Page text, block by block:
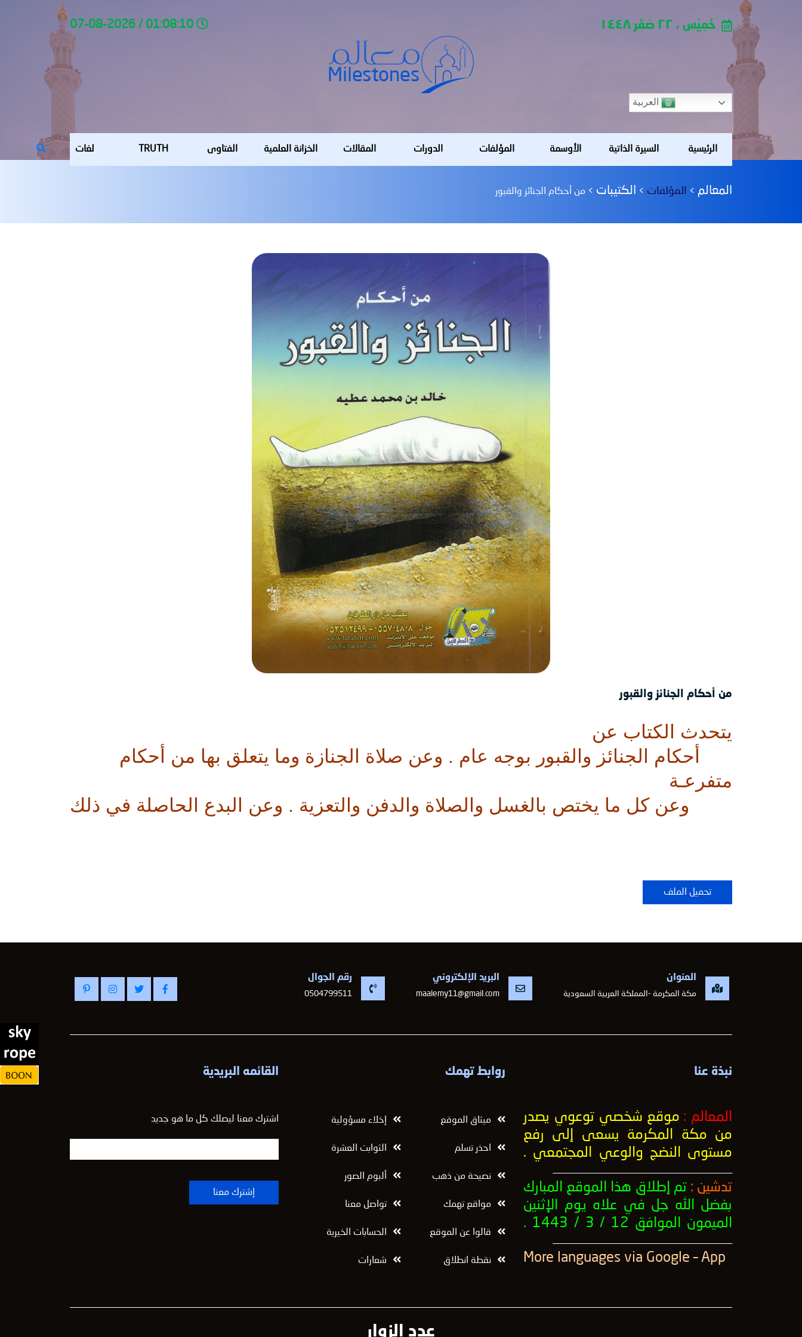
خَمِيْس ، ٢٢ صَفَر ١٤٤٨
العربية
الرئيسية السيرة الذاتية الأوسمة المؤلفات الدورات المقالات الخزانة العلمية الفتاوى TRUTH لغات
المعالم > المؤلفات > الكتيبات > من أحكام الجنائز والقبور
من أحكام الجنائز والقبور
يتحدث الكتاب عن
      أحكام الجنائز والقبور بوجه عام . وعن صلاة الجنازة وما يتعلق بها من أحكام
تحميل الملف
العنوان
مكة المكرمة -المملكة العربية السعودية
البريد الإلكتروني
maalemy11@gmail.com
رقم الجوال
0504799511
-
نبذة عنا
المعالم : موقع شخصي توعوي يصدر
من مكة المكرمة يسعى إلى رفع
مستوى النضج والوعي المجتمعي .
ــــــــــــــــــــــــــــــــــــــــــــــــــــــــــــــــــــــــــــــــــــــــــــــــــــ
تدشين : تم إطلاق هذا الموقع المبارك
بفضل الله جل في علاه يوم الإثنين
الميمون الموافق 12 / 3 / 1443 .
ــــــــــــــــــــــــــــــــــــــــــــــــــــــــــــــــــــــــــــــــــــــــــــــــــــ
روابط تهمك
ميثاق الموقع إخلاء مسؤولية
احذر تسلم الثوابت العشرة
نصيحة من ذهب ألبوم الصور
مواقع تهمك تواصل معنا
قالوا عن الموقع الحسابات الخيرية
نقطة انطلاق شعارات
القائمه البريدية
اشترك معنا ليصلك كل ما هو جديد
عدد الزوار